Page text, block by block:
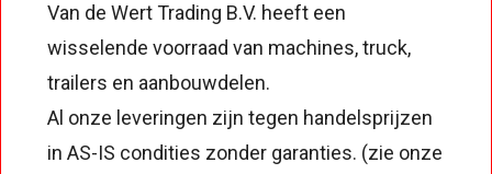
Van de Wert Trading B.V. heeft een
wisselende voorraad van machines, truck,
trailers en aanbouwdelen.
Al onze leveringen zijn tegen handelsprijzen
in AS-IS condities zonder garanties. (zie onze